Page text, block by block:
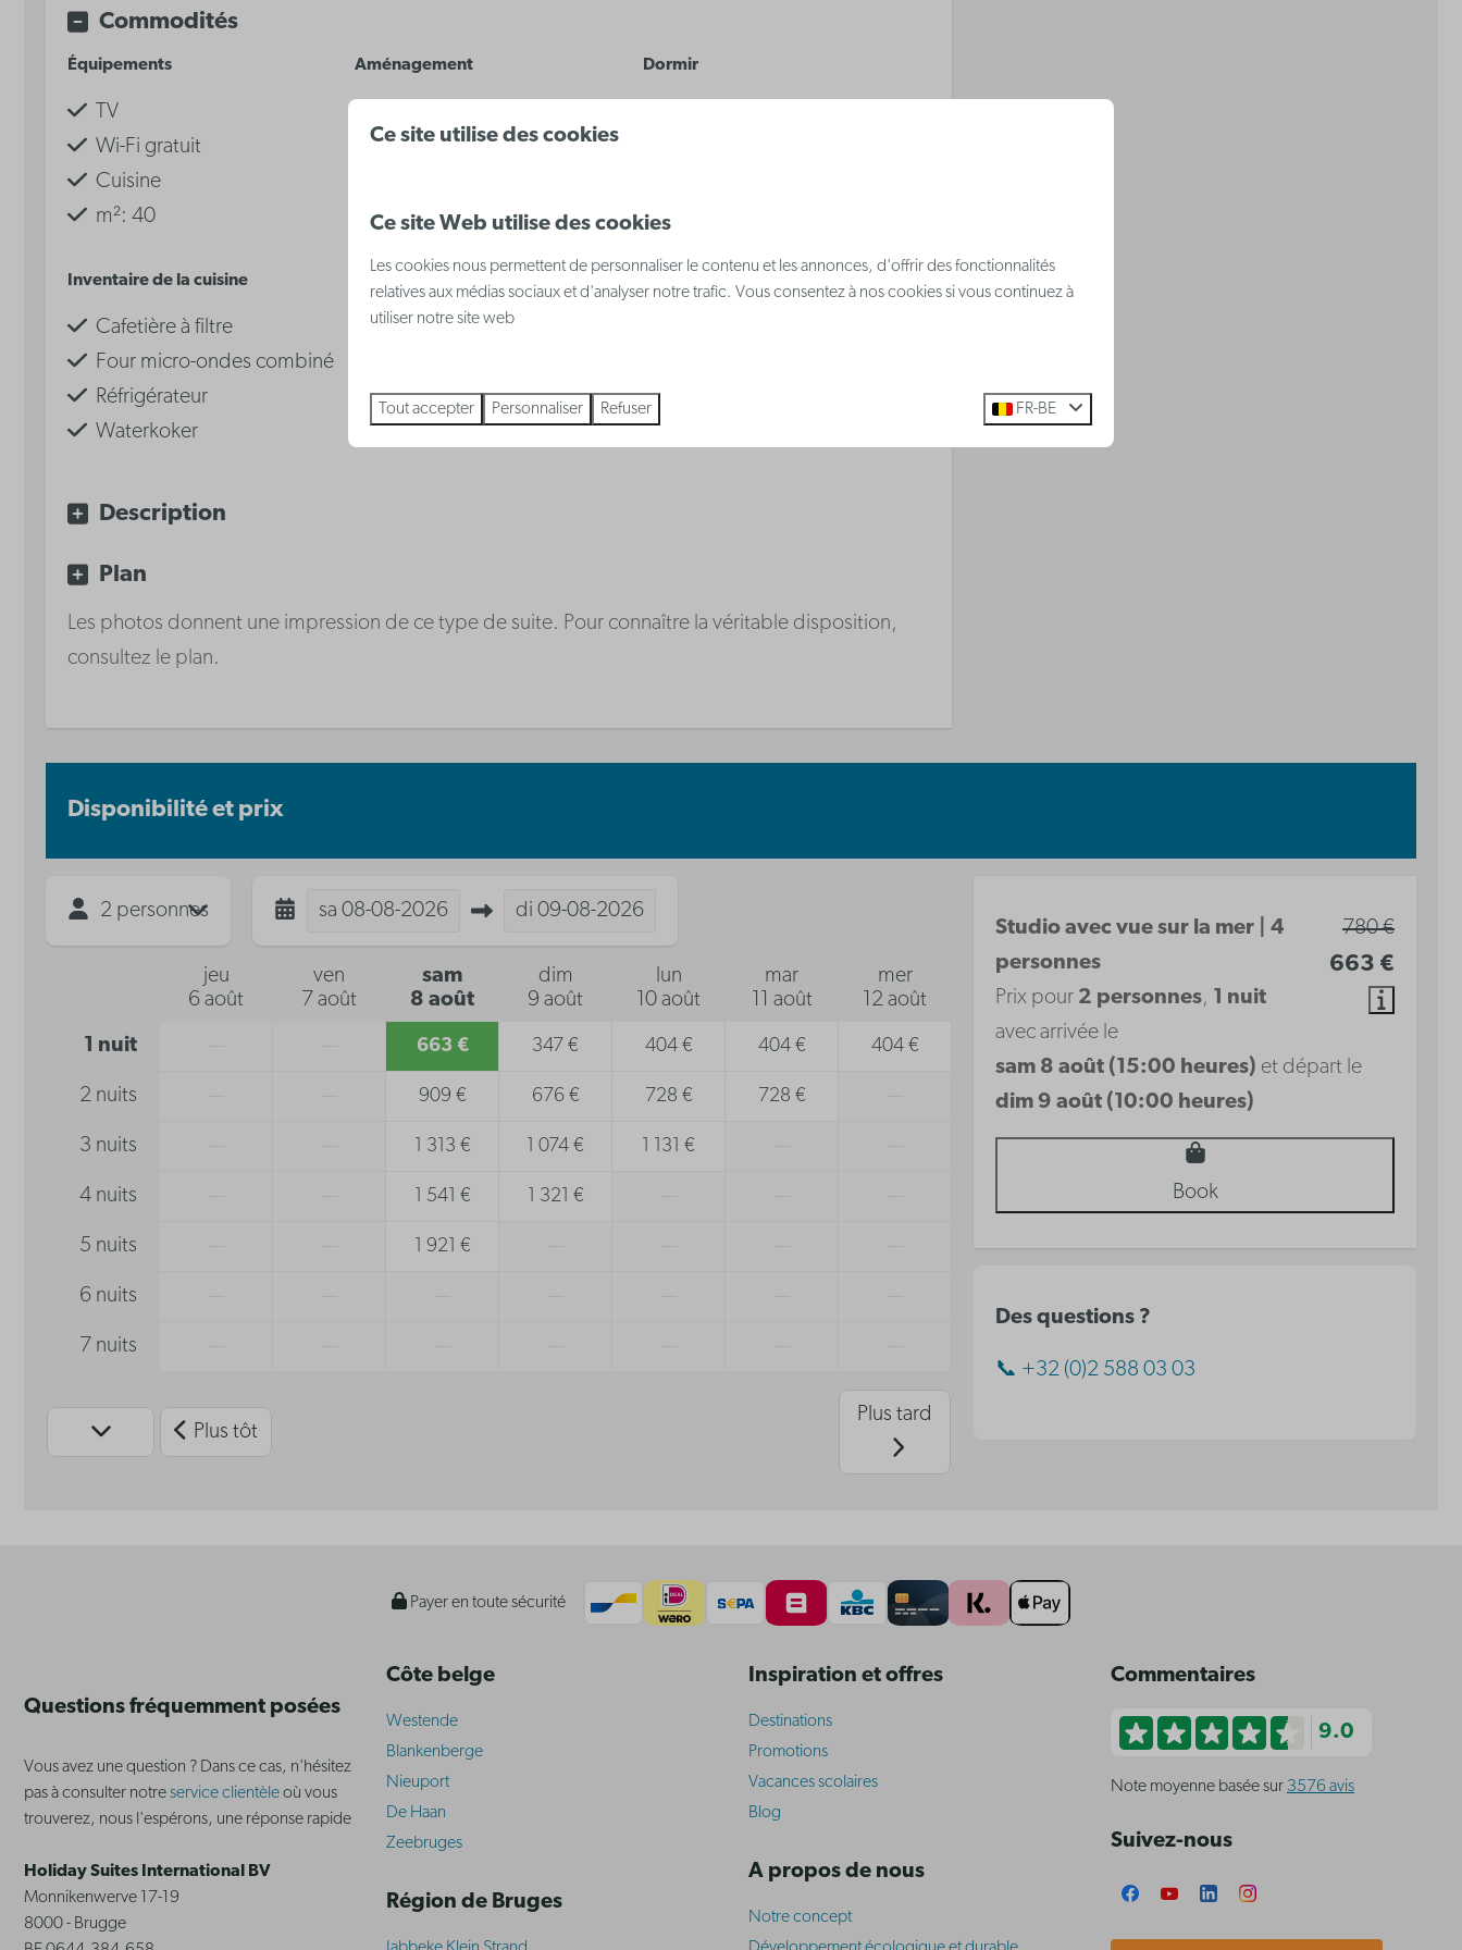
Commodités
Équipements
TV
Wi-Fi gratuit
Cuisine
m²: 40
Aménagement
pour 2 personnes
Dormir
Inventaire de la cuisine
Cafetière à filtre
Four micro-ondes combiné
Réfrigérateur
Waterkoker
vitrocéramique
Salle de bain
Sèche-cheveux
Voir plus ↓
Description
Plan
Les photos donnent une impression de ce type de suite. Pour connaître la véritable disposition,
consultez le plan.
Disponibilité et prix
2 personnes sa 08-08-2026 di 09-08-2026
jeu
6 août
ven
7 août
sam
8 août
dim
9 août
lun
10 août
mar
11 août
mer
12 août
1 nuit 663 € 347 € 404 € 404 € 404 €
2 nuits 909 € 676 € 728 € 728 €
3 nuits 1 313 € 1 074 € 1 131 €
4 nuits 1 541 € 1 321 €
5 nuits 1 921 €
6 nuits
7 nuits
Plus tôt
Plus tard
780 €
663 €
Studio avec vue sur la mer | 4
personnes
Prix pour 2 personnes, 1 nuit
avec arrivée le
sam 8 août (15:00 heures) et départ le
dim 9 août (10:00 heures)
Book
Des questions ?
📞 +32 (0)2 588 03 03
Payer en toute sécurité
Questions fréquemment posées
Vous avez une question ? Dans ce cas, n'hésitez
pas à consulter notreservice clientèleoù vous
trouverez, nous l'espérons, une réponse rapide
Holiday Suites International BV
Monnikenwerve 17-19
8000 - Brugge
Côte belge
Westende
Blankenberge
Nieuport
De Haan
Zeebruges
Région de Bruges
Inspiration et offres
Destinations
Promotions
Vacances scolaires
Blog
A propos de nous
Notre concept
Commentaires
9.0
Note moyenne basée sur 3576 avis
Suivez-nous
Ce site utilise des cookies
Ce site Web utilise des cookies
Les cookies nous permettent de personnaliser le contenu et les annonces, d'offrir des fonctionnalités
relatives aux médias sociaux et d'analyser notre trafic. Vous consentez à nos cookies si vous continuez à
utiliser notre site web
Tout accepter Personnaliser Refuser FR-BE